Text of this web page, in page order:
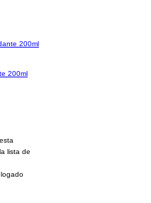
200ml
lista de